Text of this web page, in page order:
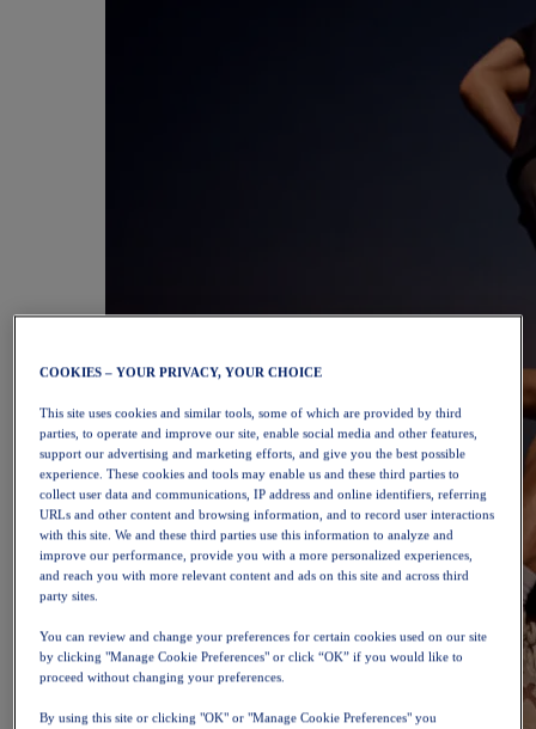
COOKIES – YOUR PRIVACY, YOUR CHOICE
This site uses cookies and similar tools, some of which are provided by third
parties, to operate and improve our site, enable social media and other features,
support our advertising and marketing efforts, and give you the best possible
experience. These cookies and tools may enable us and these third parties to
collect user data and communications, IP address and online identifiers, referring
URLs and other content and browsing information, and to record user interactions
with this site. We and these third parties use this information to analyze and
improve our performance, provide you with a more personalized experiences,
and reach you with more relevant content and ads on this site and across third
party sites.
You can review and change your preferences for certain cookies used on our site
by clicking "Manage Cookie Preferences" or click “OK” if you would like to
proceed without changing your preferences.
By using this site or clicking "OK" or "Manage Cookie Preferences" you